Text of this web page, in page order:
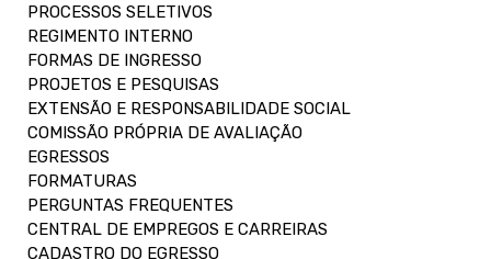
PROCESSOS SELETIVOS
REGIMENTO INTERNO
FORMAS DE INGRESSO
PROJETOS E PESQUISAS
EXTENSÃO E RESPONSABILIDADE SOCIAL
COMISSÃO PRÓPRIA DE AVALIAÇÃO
EGRESSOS
FORMATURAS
PERGUNTAS FREQUENTES
CENTRAL DE EMPREGOS E CARREIRAS
CADASTRO DO EGRESSO